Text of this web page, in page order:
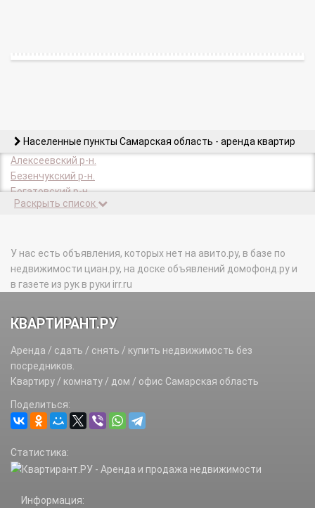
Населенные пункты Самарская область - аренда квартир
Алексеевский р-н.
Безенчукский р-н.
Богатовский р-н.
Большеглушицкий р-н.
Волжский р-н.
Елховский р-н.
Жигулевск г.
Камышлинский р-н.
Кинель г.
Кинель-Черкасский р-н.
Кинельский р-н.
Клявлинский р-н.
Красноармейский р-н.
Красноярский р-н.
Нефтегорский р-н.
Новокуйбышевск г.
Отрадный г.
Раскрыть список
У нас есть объявления, которых нет на авито.ру, в базе по
недвижимости циан.ру, на доске объявлений домофонд.ру и
в газете из рук в руки irr.ru
КВАРТИРАНТ.РУ
Аренда / сдать / снять / купить недвижимость без
посредников.
Квартиру / комнату / дом / офис Самарская область
Поделиться:
Статистика:
Информация: